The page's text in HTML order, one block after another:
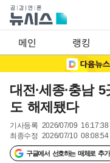
메인 랭킹
대전·세종·충남
도 해제됐다
기사등록 2026/07/09 16:17:38
최종수정 2026/07/10 08:08:54
구글에서 선호하는 매체로 추가